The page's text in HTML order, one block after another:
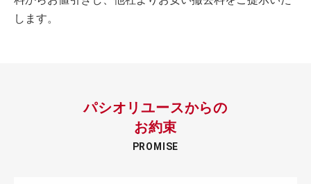
します。
パシオリユースからの
お約束
PROMISE